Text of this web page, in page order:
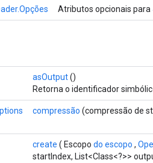
Atributos opcionais para
asOutput()
Retorna o identificador
compressão (compressão de
create ( Escopo do escopo ,
startIndex, List<Class<?>>